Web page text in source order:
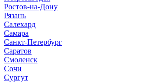
Ростов-на-Дону
Рязань
Салехард
Самара
Санкт-Петербург
Саратов
Смоленск
Сочи
Сургут